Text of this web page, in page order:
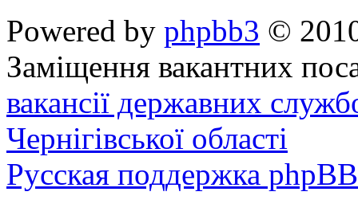
Powered by phpbb3 ©
Заміщення вакантних
вакансії державних
Чернігівської області
Русская поддержка phpBB